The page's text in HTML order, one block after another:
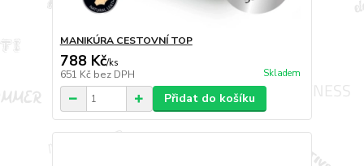
MANIKÚRA CESTOVNÍ TOP
788 Kč/ks
651 Kč bez DPH Skladem
Přidat do košíku